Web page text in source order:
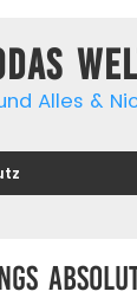
Alles &